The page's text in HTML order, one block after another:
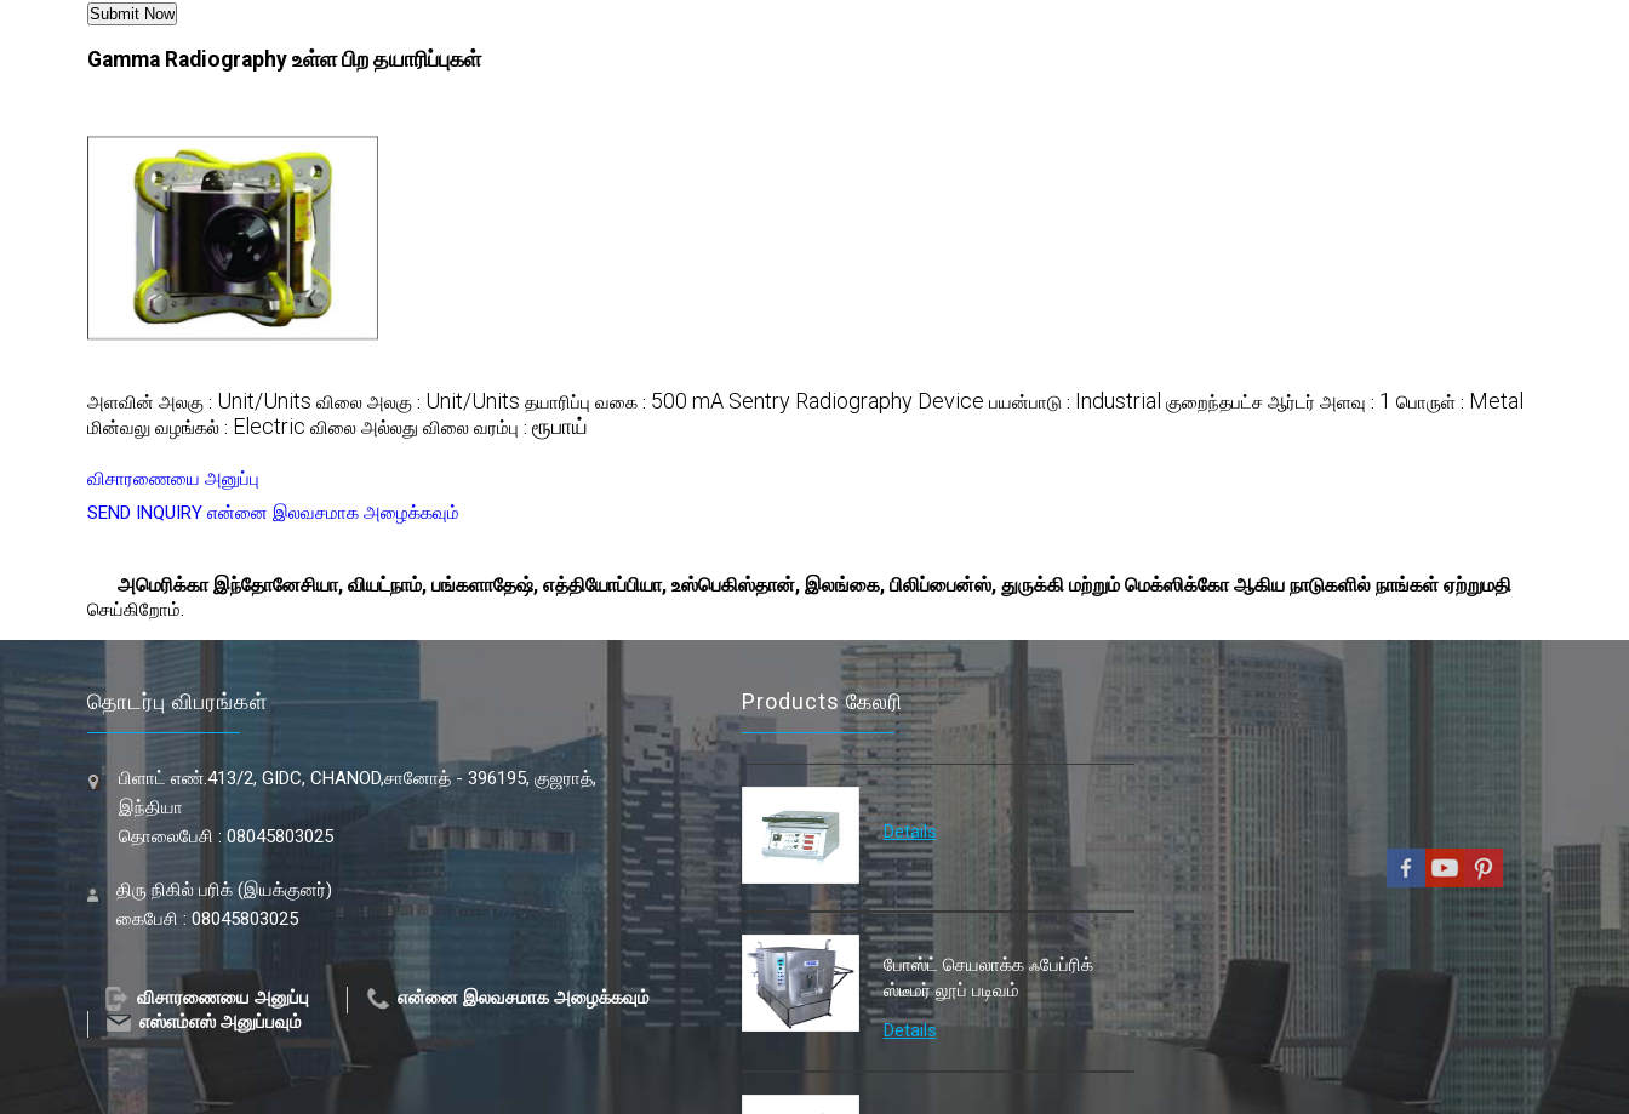
Gamma Radiography உள்ள பிற தயாரிப்புகள்
அளவின் அலகு : Unit/Units விலை அலகு : Unit/Units தயாரிப்பு வகை : 500 mA Sentry Radiography Device பயன்பாடு : Industrial குறைந்தபட்ச ஆர்டர் அளவு : 1 பொருள் : Metal
மின்வலு வழங்கல் : Electric விலை அல்லது விலை வரம்பு : ரூபாய்
விசாரணையை அனுப்பு
SEND INQUIRY என்னை இலவசமாக அழைக்கவும்
அமெரிக்கா இந்தோனேசியா, வியட்நாம், பங்களாதேஷ், எத்தியோப்பியா, உஸ்பெகிஸ்தான், இலங்கை, பிலிப்பைன்ஸ், துருக்கி மற்றும் மெக்ஸிக்கோ ஆகிய நாடுகளில் நாங்கள் ஏற்றுமதி
செய்கிறோம்.
தொடர்பு விபரங்கள்
பிளாட் எண்.413/2, GIDC, CHANOD,சானோத் - 396195, குஜராத்,
இந்தியா
தொலைபேசி : 08045803025
திரு நிகில் பரிக் (இயக்குனர்)
கைபேசி : 08045803025
விசாரணையை அனுப்பு
என்னை இலவசமாக அழைக்கவும்
எஸ்எம்எஸ் அனுப்பவும்
Products கேலரி
Details
போஸ்ட் செயலாக்க ஃபேப்ரிக்
ஸ்டீமர் லூப் படிவம்
Details